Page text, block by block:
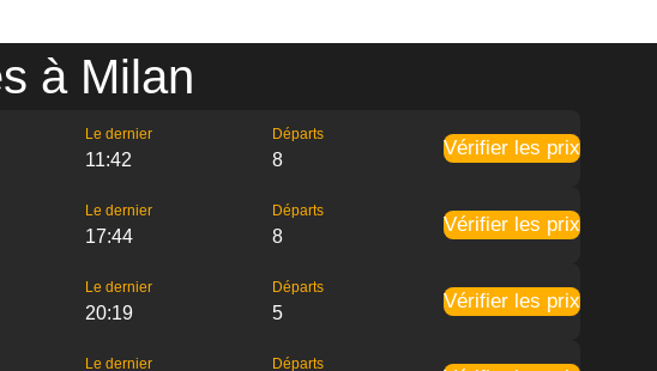
à Milan
Le dernier
11:42
Départs
8
Vérifier les prix
Le dernier
17:44
Départs
8
Vérifier les prix
Le dernier
20:19
Départs
5
Vérifier les prix
Le dernier Départs